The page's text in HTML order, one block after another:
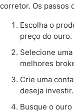
corretor. Os passos
Escolha o
preço do ouro.
Selecione
melhores
Crie uma
deseja investir.
Busque o